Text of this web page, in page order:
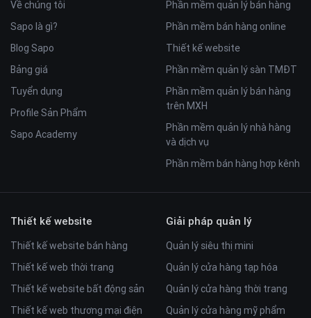
thêm những sản phẩm tương tự và cùng tầm giá để có
được lựa chọn tốt nhất.
Sản phẩm đã xem
Tính năng vô cùng thuận tiện, việc lưu lại những sản phẩm
khách hàng đã xem qua và dùng khi xem lại lúc cần là rất cần
thiết.
Sản phẩm yêu thích
Khách hàng dễ dàng lưu lại những sản phẩm mình muốn mua
để lúc khác có thể mua được mà không phải mất quá nhiều
trái tim
Về chúng tôi
Sapo là gì?
Blog Sapo
Bảng giá
Tuyển dụng
Profile Sản Phẩm
Sapo Academy
Phần mềm quản lý bán hàng
Phần mềm bán hàng online
Thiết kế website
Phần mềm quản lý sàn TMĐT
Phần mềm quản lý bán hàng
trên MXH
Phần mềm quản lý nhà hàng
và dịch vụ
Phần mềm bán hàng hợp kênh
Thiết kế website
Thiết kế website bán hàng
Thiết kế web thời trang
Thiết kế website bất động sản
Thiết kế web thương mại điện
Giải pháp quản lý
Quản lý siêu thị mini
Quản lý cửa hàng tạp hóa
Quản lý cửa hàng thời trang
Quản lý cửa hàng mỹ phẩm